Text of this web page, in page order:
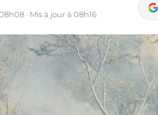
· Mis à jour à 08h16